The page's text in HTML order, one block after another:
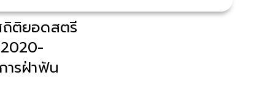
ติยอดสตรี
ารฝ่าฟัน